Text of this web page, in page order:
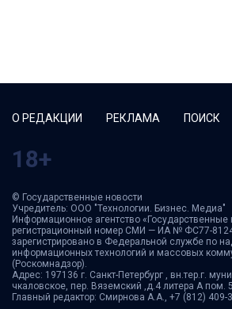
О РЕДАКЦИИ РЕКЛАМА ПОИСК
18+
© Государственные новости
Учредитель: ООО "Технологии. Бизнес. Медиа"
Информационное агентство «Государственные
регистрационный номер СМИ — ИА № ФС77-
зарегистрировано в Федеральной службе по
информационных технологий и массовых
(Роскомнадзор).
Адрес: 197136 г. Санкт-Петербург , вн.тер.г.
чкаловское, пер. Вяземский ,д.4 литера А пом.
Главный редактор: Смирнова А.А., +7 (812)